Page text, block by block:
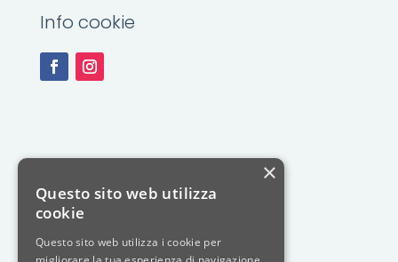
Info cookie
×
Questo sito web utilizza
cookie
Questo sito web utilizza i cookie per